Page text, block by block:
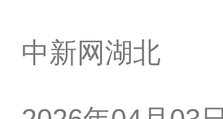
中新网湖北